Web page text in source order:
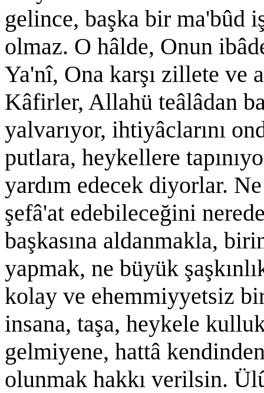
gelince, başka bir ma'bûd
olmaz. O hâlde, Onun
Ya'nî, Ona karşı zillete ve
Kâfirler, Allahü teâlâdan
yalvarıyor, ihtiyâclarını
putlara, heykellere
yardım edecek diyorlar.
şefâ'at edebileceğini
başkasına aldanmakla,
yapmak, ne büyük
kolay ve ehemmiyyetsiz
insana, taşa, heykele
gelmiyene, hattâ
olunmak hakkı verilsin.